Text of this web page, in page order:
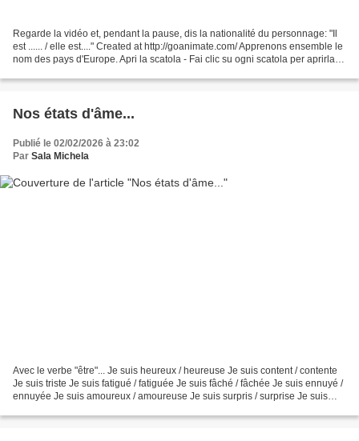
Regarde la vidéo et, pendant la pause, dis la nationalité du personnage: "Il
est ...... / elle est...." Created at http://goanimate.com/ Apprenons ensemble le
nom des pays d'Europe. Apri la scatola - Fai clic su ogni scatola per aprirla e
Nos états d'âme...
Publié le 02/02/2026 à 23:02
Par Sala Michela
Avec le verbe "être"... Je suis heureux / heureuse Je suis content / contente
Je suis triste Je suis fatigué / fatiguée Je suis fâché / fâchée Je suis ennuyé /
ennuyée Je suis amoureux / amoureuse Je suis surpris / surprise Je suis